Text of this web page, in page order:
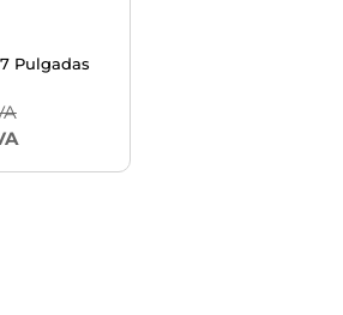
Pulgadas